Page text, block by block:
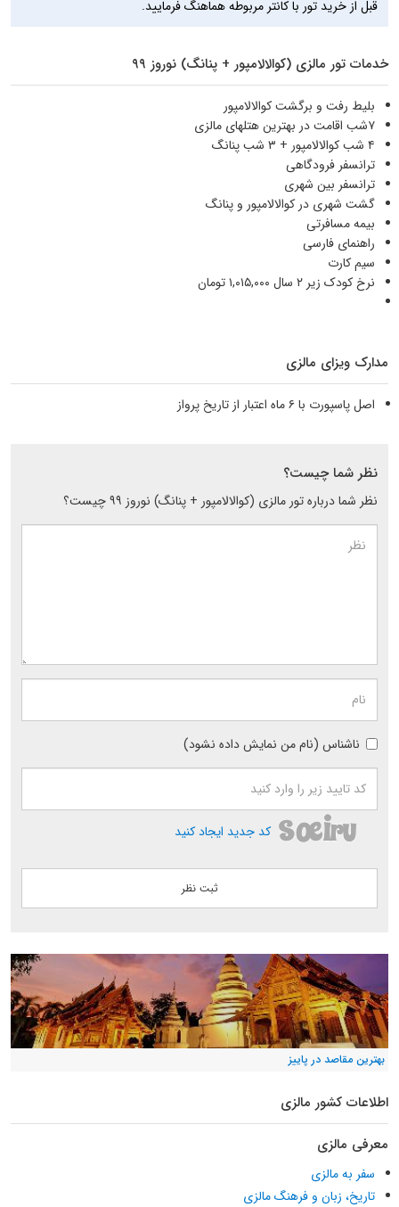
قبل از خرید تور با کانتر مربوطه هماهنگ فرمایید.
خدمات تور مالزی (کوالالامپور + پنانگ) نوروز ۹۹
بلیط رفت و برگشت کوالالامپور
۷شب اقامت در بهترین هتلهای مالزی
۴ شب کوالالامپور + ۳ شب پنانگ
ترانسفر فرودگاهی
ترانسفر بین شهری
گشت شهری در کوالالامپور و پنانگ
بيمه مسافرتی
راهنمای فارسی
سیم کارت
نرخ کودک زیر ۲ سال ۱,۰۱۵,۰۰۰ تومان
مدارک ویزای مالزی
اصل پاسپورت با ۶ ماه اعتبار از تاریخ پرواز
نظر شما چیست؟
نظر شما درباره تور مالزی (کوالالامپور + پنانگ) نوروز ۹۹ چیست؟
ناشناس (نام من نمایش داده نشود)
کد جدید ایجاد کنید
بهترین مقاصد در پاییز
اطلاعات کشور مالزی
معرفی مالزی
سفر به مالزی
تاریخ، زبان و فرهنگ مالزی